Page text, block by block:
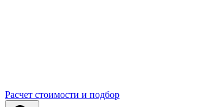
Расчет стоимости и подбор